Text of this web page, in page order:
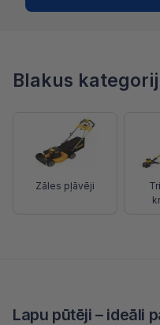
Blakus
Zāles pļāvēji
Lapu pūtēji – ideāli